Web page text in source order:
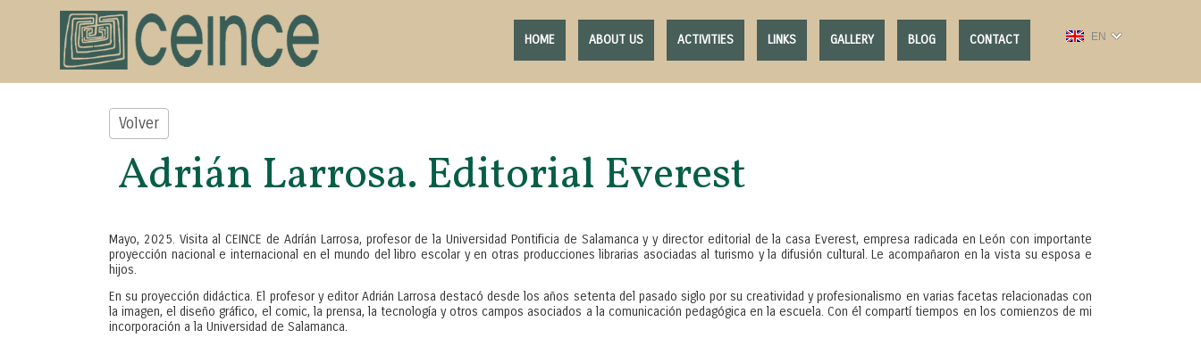
EN
HOME ABOUT US ACTIVITIES LINKS GALLERY BLOG CONTACT
Volver
Adrián Larrosa. Editorial Everest
Mayo, 2025. Visita al CEINCE de Adríán Larrosa, profesor de la Universidad Pontificia de Salamanca y y director editorial de la casa Everest, empresa radicada en León con importante
proyección nacional e internacional en el mundo del libro escolar y en otras producciones librarias asociadas al turismo y la difusión cultural. Le acompañaron en la vista su esposa e
hijos.
En su proyección didáctica. El profesor y editor Adrián Larrosa destacó desde los años setenta del pasado siglo por su creatividad y profesionalismo en varias facetas relacionadas con
la imagen, el diseño gráfico, el comic, la prensa, la tecnología y otros campos asociados a la comunicación pedagógica en la escuela. Con él compartí tiempos en los comienzos de mi
incorporación a la Universidad de Salamanca.